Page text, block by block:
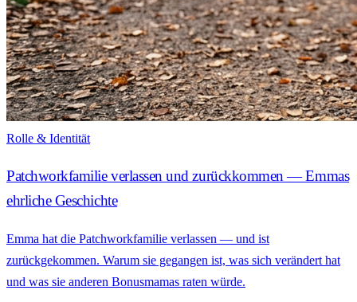
Rolle & Identität
Patchworkfamilie verlassen und zurückkommen — Emmas
ehrliche Geschichte
Emma hat die Patchworkfamilie verlassen — und ist
zurückgekommen. Warum sie gegangen ist, was sich verändert hat
und was sie anderen Bonusmamas raten würde.